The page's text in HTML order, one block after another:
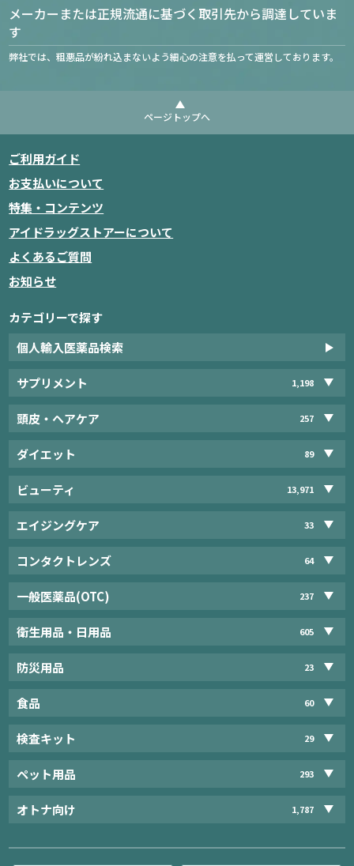
メーカーまたは正規流通に基づく取引先から調達していま
す
弊社では、粗悪品が紛れ込まないよう細心の注意を払って運営しております。
ページトップへ
ご利用ガイド
お支払いについて
特集・コンテンツ
アイドラッグストアーについて
よくあるご質問
お知らせ
カテゴリーで探す
個人輸入医薬品検索
サプリメント 1,198
頭皮・ヘアケア 257
ダイエット 89
ビューティ 13,971
エイジングケア 33
コンタクトレンズ 64
一般医薬品(OTC) 237
衛生用品・日用品 605
防災用品 23
食品 60
検査キット 29
ペット用品 293
オトナ向け 1,787